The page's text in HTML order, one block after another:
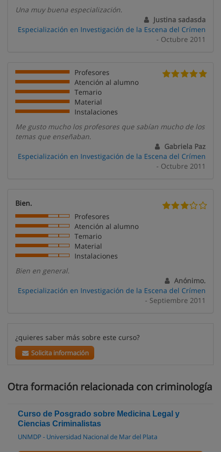
Una muy buena especialización.
Justina sadasda
Especialización en Investigación de la Escena del Crímen
- Octubre 2011
Profesores
Atención al alumno
Temario
Material
Instalaciones
Me gusto mucho los profesores que sabían mucho de los
temas que enseñaban.
Gabriela Paz
Especialización en Investigación de la Escena del Crímen
- Octubre 2011
Bien.
Profesores
Atención al alumno
Temario
Material
Instalaciones
Bien en general.
Anónimo.
Especialización en Investigación de la Escena del Crímen
- Septiembre 2011
¿quieres saber más sobre este curso?
Solicita información
Otra formación relacionada con criminología
Curso de Posgrado sobre Medicina Legal y
Ciencias Criminalistas
UNMDP - Universidad Nacional de Mar del Plata